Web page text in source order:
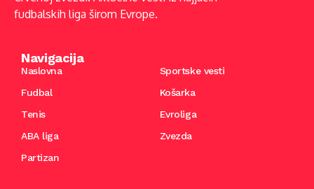
fudbalskih liga širom Evrope.
Navigacija
Naslovna
Sportske vesti
Fudbal
Košarka
Tenis
Evroliga
ABA liga
Zvezda
Partizan